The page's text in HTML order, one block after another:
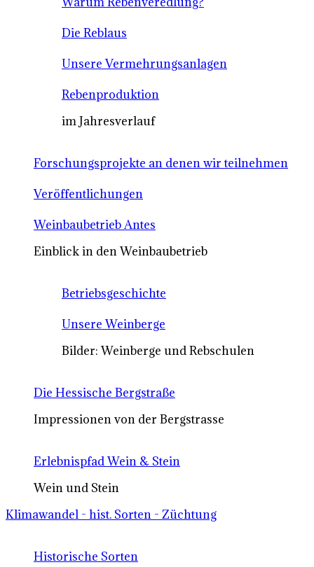
Die Reblaus
Unsere Vermehrungsanlagen
Rebenproduktion
im Jahresverlauf
Forschungsprojekte an denen wir teilnehmen
Veröffentlichungen
Weinbaubetrieb Antes
Einblick in den Weinbaubetrieb
Betriebsgeschichte
Unsere Weinberge
Bilder: Weinberge und Rebschulen
Die Hessische Bergstraße
Impressionen von der Bergstrasse
Erlebnispfad Wein & Stein
Wein und Stein
Klimawandel - hist. Sorten - Züchtung
Historische Sorten